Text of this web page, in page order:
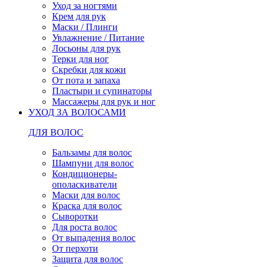
Уход за ногтями
Крем для рук
Маски / Плинги
Увлажнение / Питание
Лосьоны для рук
Терки для ног
Скребки для кожи
От пота и запаха
Пластыри и супинаторы
Массажеры для рук и ног
УХОД ЗА ВОЛОСАМИ
ДЛЯ ВОЛОС
Бальзамы для волос
Шампуни для волос
Кондиционеры-
ополаскиватели
Маски для волос
Краска для волос
Сыворотки
Для роста волос
От выпадения волос
От перхоти
Защита для волос